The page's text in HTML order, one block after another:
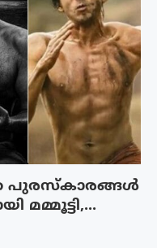
പുരസ്‌കാരങ്ങള്‍
മമ്മൂട്ടി,...